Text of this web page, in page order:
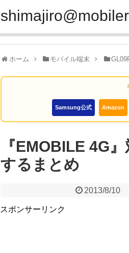
shimajiro@mobiler
ホーム モバイル端末
Samsung公式 Amazon
『EMOBILE 4G
するまとめ
2013/8/10
スポンサーリンク